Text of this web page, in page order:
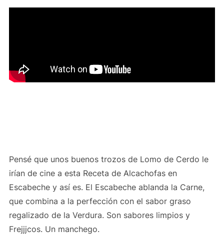
Pensé que unos buenos trozos de Lomo de Cerdo le
irían de cine a esta Receta de Alcachofas en
Escabeche y así es. El Escabeche ablanda la Carne,
que combina a la perfección con el sabor graso
regalizado de la Verdura. Son sabores limpios y
Frejjjcos. Un manchego.